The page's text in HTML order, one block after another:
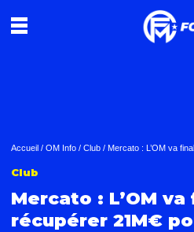
Accueil / OM Info / Club / Mercato : L’OM va
Club
Mercato : L’OM
récupérer 21M€